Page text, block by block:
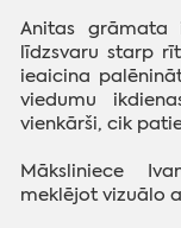
Anitas grāmata
līdzsvaru starp
ieaicina
viedumu
vienkārši, cik
Māksliniece
meklējot vizuālo